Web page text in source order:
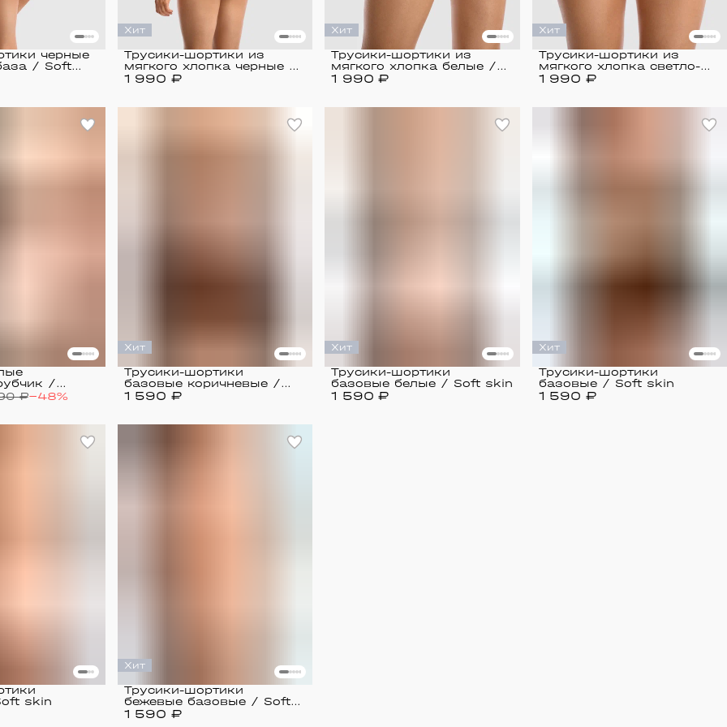
черные
/ Soft
Хит
1 990 ₽
Трусики-шортики из
мягкого хлопка черные /
Home
Хит
1 990 ₽
Трусики-шортики из
мягкого хлопка белые /
Home
Хит
1 990 ₽
Трусики-шортики из
мягкого хлопка светло-
розовые / Home
₽−48%
/
Хит
1 590 ₽
Трусики-шортики
базовые коричневые /
Soft skin
Хит
1 590 ₽
Трусики-шортики
базовые белые / Soft skin
Хит
1 590 ₽
Трусики-шортики
базовые / Soft skin
skin
Хит
1 590 ₽
Трусики-шортики
бежевые базовые / Soft
skin